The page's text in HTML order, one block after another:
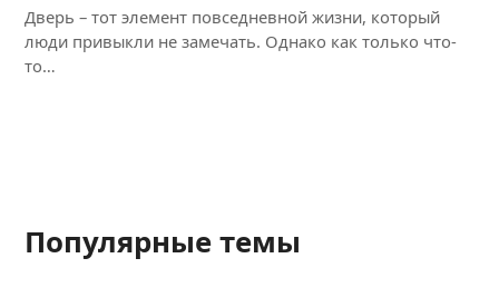
Дверь – тот элемент повседневной жизни, который
люди привыкли не замечать. Однако как только что-
то…
Популярные темы